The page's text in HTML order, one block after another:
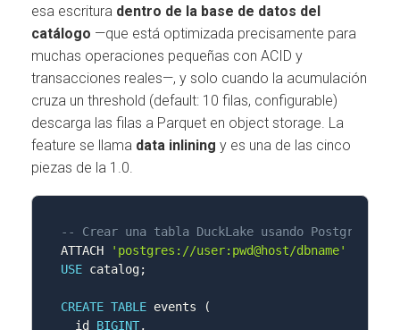
esa escritura dentro de la base de datos del
catálogo —que está optimizada precisamente para
muchas operaciones pequeñas con ACID y
transacciones reales—, y solo cuando la acumulación
cruza un threshold (default: 10 filas, configurable)
descarga las filas a Parquet en object storage. La
feature se llama data inlining y es una de las cinco
piezas de la 1.0.
-- Crear una tabla DuckLake usando PostgreSQL
ATTACH
'postgres://user:pwd@host/dbname'
USE catalog;
CREATE TABLE events
(
  id
BIGINT,